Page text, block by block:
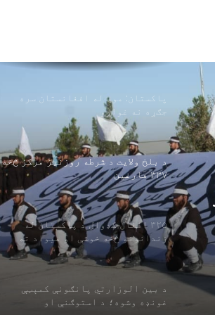
کړه
پاکستان: موږ له افغانستان سره
جګړه نه غواړو
د بلخ ولایت د شرطه روزنیز مرکز څخه
۳۳۷ فارغین
۳۲۵ افغان کډوال د پاکستان له
زندانونو څخه خوشې او هیواد ته
راستانه شوي
د بین الوزارتي پانګونې کمېټې
غونډه وشوه؛ د استوګنې او